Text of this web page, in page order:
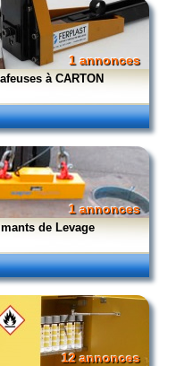
1 annonces
à CARTON
1 annonces
de Levage
12 annonces